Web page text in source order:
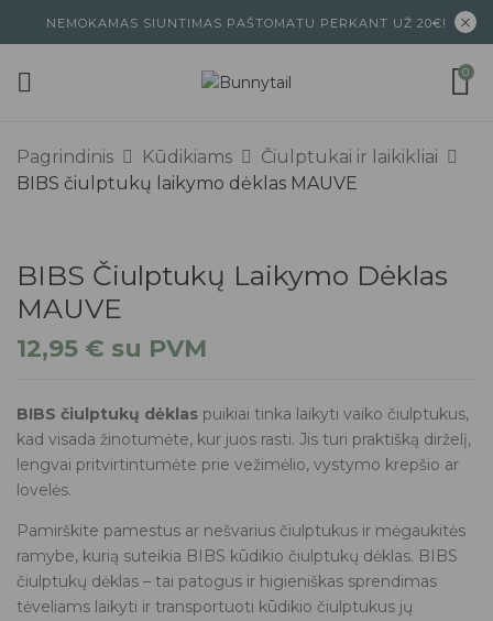
NEMOKAMAS SIUNTIMAS PAŠTOMATU PERKANT UŽ 20€!
0
Pagrindinis Kūdikiams
Čiulptukai ir laikikliai
BIBS čiulptukų laikymo dėklas MAUVE
BIBS Čiulptukų Laikymo Dėklas
MAUVE
12,95 € su PVM
BIBS čiulptukų dėklas puikiai tinka laikyti vaiko čiulptukus,
kad visada žinotumėte, kur juos rasti. Jis turi praktišką dirželį,
lengvai pritvirtintumėte prie vežimėlio, vystymo krepšio ar
lovelės.
Pamirškite pamestus ar nešvarius čiulptukus ir mėgaukitės
ramybe, kurią suteikia BIBS kūdikio čiulptukų dėklas. BIBS
čiulptukų dėklas – tai patogus ir higieniškas sprendimas
tėveliams laikyti ir transportuoti kūdikio čiulptukus jų